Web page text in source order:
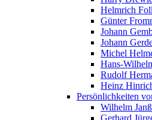
Helmrich
Günter
Johann
Johann
Michel
Hans-
Rudolf
Heinz
Persönlichkeiten
Wilhelm
Gerhard